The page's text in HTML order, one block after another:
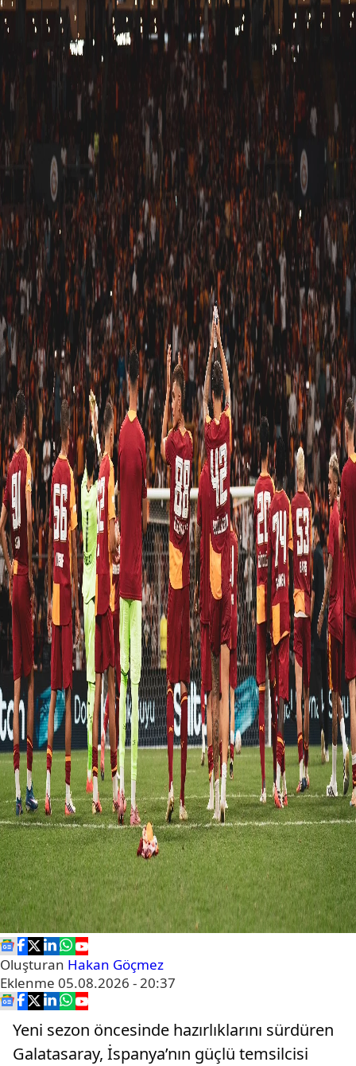
Oluşturan Hakan Göçmez
Eklenme 05.08.2026 - 20:37
Yeni sezon öncesinde hazırlıklarını sürdüren
Galatasaray, İspanya’nın güçlü temsilcisi